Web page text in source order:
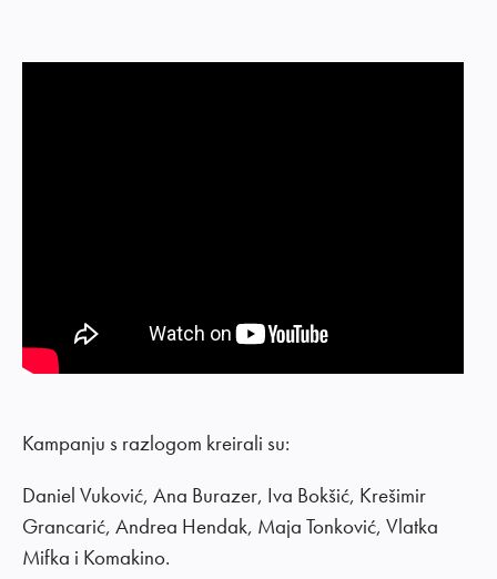
Kampanju s razlogom kreirali su:
Daniel Vuković, Ana Burazer, Iva Bokšić, Krešimir
Grancarić, Andrea Hendak, Maja Tonković, Vlatka
Mifka i Komakino.